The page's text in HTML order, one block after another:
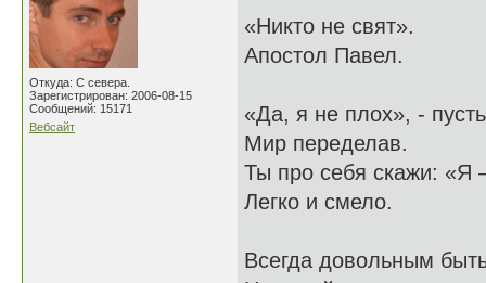
Откуда: С севера.
Зарегистрирован: 2006-08-15
Сообщений: 15171
Вебсайт
«Никто не свят».
Апостол Павел.
«Да, я не плох», -
Мир переделав.
Ты про себя скажи: «Я
Легко и смело.
Всегда довольным